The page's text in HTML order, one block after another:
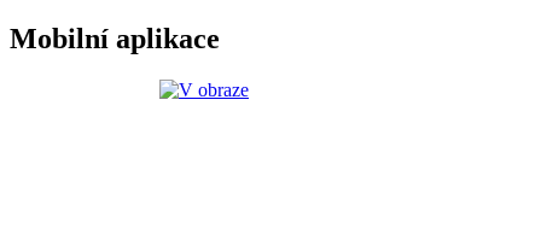
Mobilní aplikace